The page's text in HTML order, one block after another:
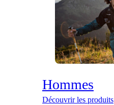
Hommes
Découvrir les produits